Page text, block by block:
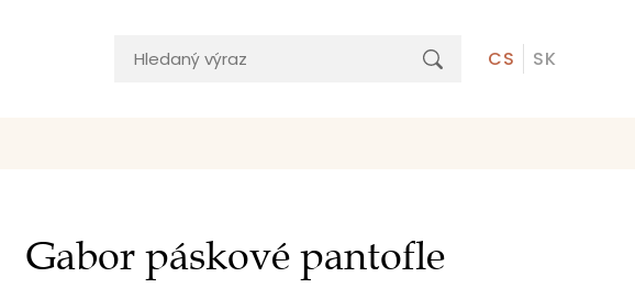
CS SK
Gabor páskové pantofle